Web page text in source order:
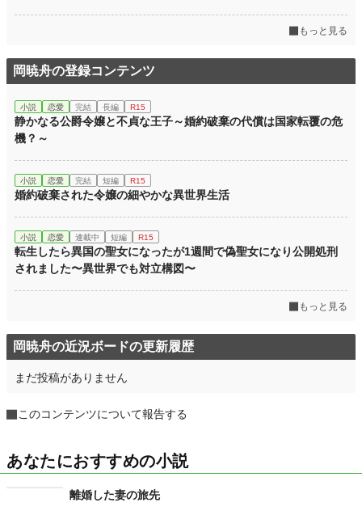
もっと見る
岡暁舟の登録コンテンツ
小説 恋愛 完結 長編 R15
静かなる公爵令嬢と不貞な王子～婚約破棄の代償は国家転覆の危
機？～
小説 恋愛 完結 短編 R15
婚約破棄された令嬢の細やかな異世界生活
小説 恋愛 連載中 短編 R15
転生したら異国の聖女になったが1週間で偽聖女になり公開処刑
されました〜異世界でも対立構図〜
もっと見る
岡暁舟の近況ボードの更新履歴
まだ投稿がありません
このコンテンツについて報告する
あなたにおすすめの小説
離婚した妻の旅先